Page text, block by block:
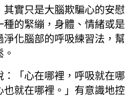
其實只是大腦欺騙心的安慰
種的緊繃，身體、情緒或是
淨化腦部的呼吸練習法，幫
：「心在哪裡，呼吸就在哪
就在哪裡。」有意識地控